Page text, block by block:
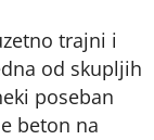
trajni i
od skupljih
poseban
beton na